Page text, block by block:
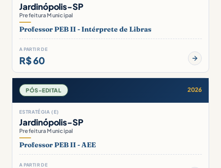
Jardinópolis-SP
Prefeitura Municipal
Professor PEB II - Intérprete de Libras
A PARTIR DE
R$ 60
PÓS-EDITAL 2026
ESTRATÉGIA (E)
Jardinópolis-SP
Prefeitura Municipal
Professor PEB II - AEE
A PARTIR DE